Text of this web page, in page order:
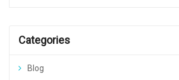
Categories
Blog